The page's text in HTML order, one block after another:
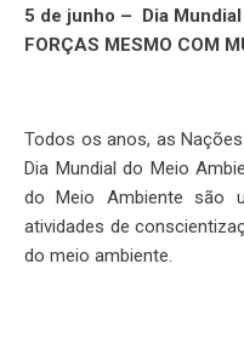
5 de junho – Dia
FORÇAS MESMO COM
Todos os anos, as
Dia Mundial do Meio
do Meio Ambiente são
atividades de
do meio ambiente.